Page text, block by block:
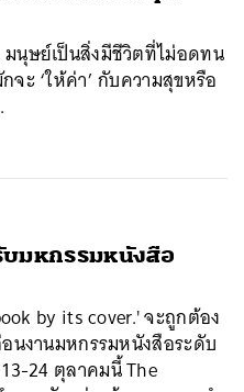
นุษย์เป็นสิ่งมีชีวิตที่ไม่อดทน
ะ ‘ให้ค่า’ กับความสุขหรือ
มหกรรมหนังสือ
by its cover.' จะถูกต้อง
นงานมหกรรมหนังสือระดับ
24 ตุลาคมนี้ The